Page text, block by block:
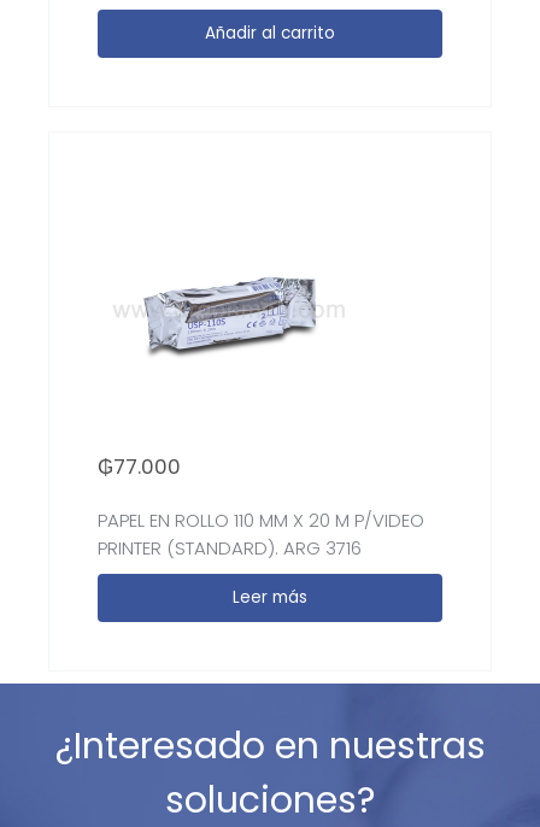
Añadir al carrito
₲77.000
PAPEL EN ROLLO 110 MM X 20 M P/VIDEO
PRINTER (STANDARD). ARG 3716
Leer más
¿Interesado en nuestras
soluciones?